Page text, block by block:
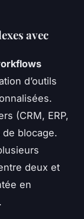
avec
d’outils
(CRM, ERP,
blocage.
deux et
en